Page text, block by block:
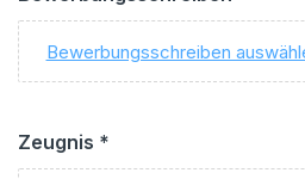
Bewerbungsschreiben
Zeugnis *